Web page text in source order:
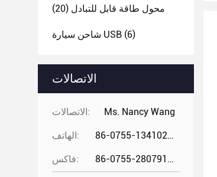
محول طاقة قابل للتبادل (20)
شاحن سيارة USB (6)
الاتصالات
الاتصالات: Ms. Nancy Wang
الهاتف: 86-0755-13410274294
فاكس: 86-0755-28079166